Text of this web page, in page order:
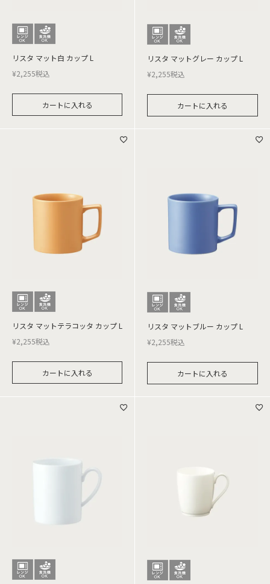
リスタ マット白 カップ L
¥2,255税込
カートに入れる
リスタ マットグレー カップ L
¥2,255税込
カートに入れる
リスタ マットテラコッタ カップ L
¥2,255税込
カートに入れる
リスタ マットブルー カップ L
¥2,255税込
カートに入れる